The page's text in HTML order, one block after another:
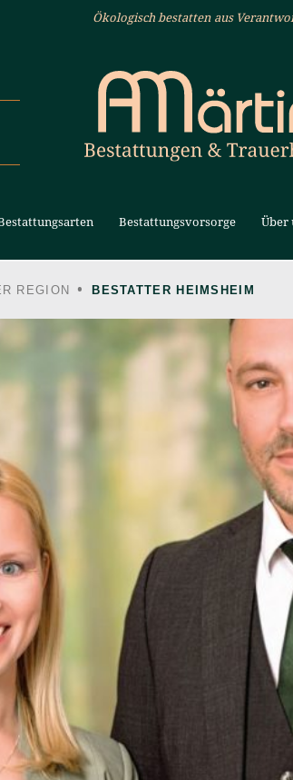
Ökologisch bestatten aus
Bestattungsvorsorge Über
REGION BESTATTER HEIMSHEIM